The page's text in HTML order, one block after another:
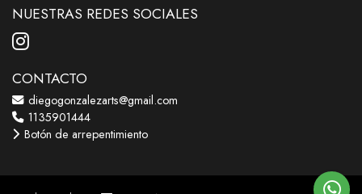
NUESTRAS REDES SOCIALES
CONTACTO
diegogonzalezarts@gmail.com
1135901444
Botón de arrepentimiento